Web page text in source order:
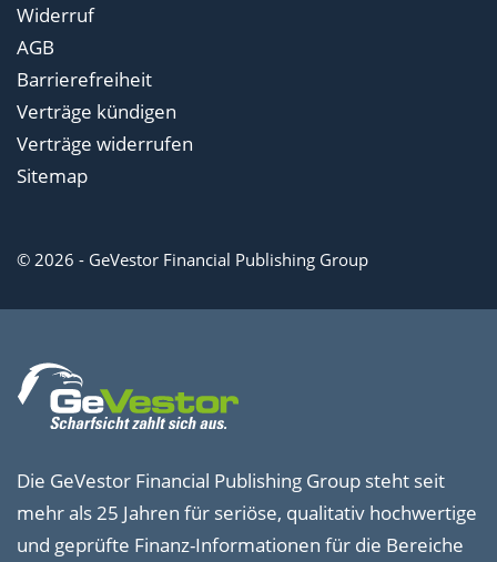
Widerruf
AGB
Barrierefreiheit
Verträge kündigen
Verträge widerrufen
Sitemap
© 2026 - GeVestor Financial Publishing Group
Die GeVestor Financial Publishing Group steht seit
mehr als 25 Jahren für seriöse, qualitativ hochwertige
und geprüfte Finanz-Informationen für die Bereiche